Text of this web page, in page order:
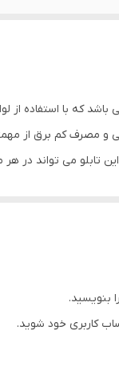
باشد که با استفاده
و مصرف کم برق از
تابلو می تواند در
بنویسید.
کاربری خود شوید.